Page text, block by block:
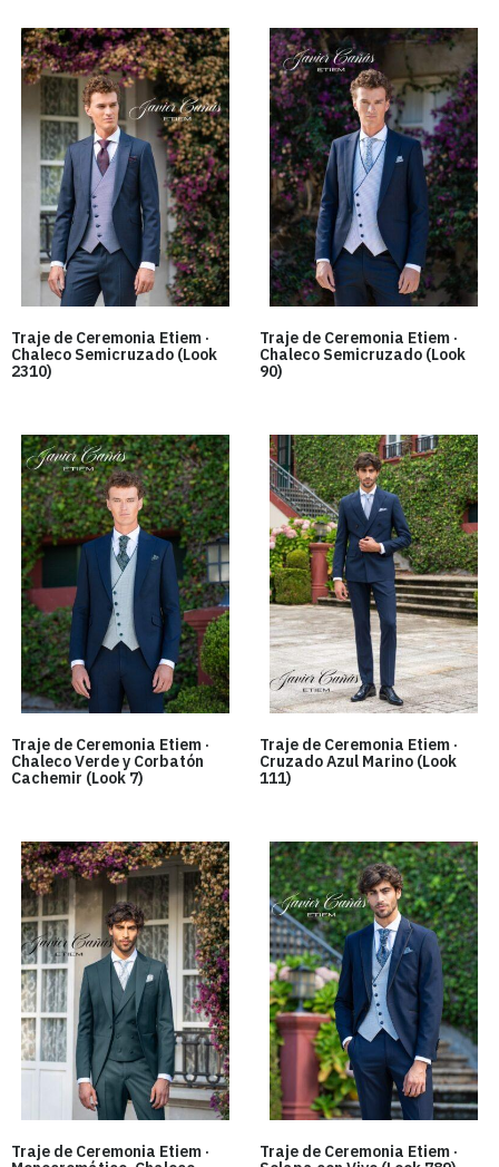
Traje de Ceremonia Etiem ·
Chaleco Semicruzado (Look
2310)
Traje de Ceremonia Etiem ·
Chaleco Semicruzado (Look
90)
Traje de Ceremonia Etiem ·
Chaleco Verde y Corbatón
Cachemir (Look 7)
Traje de Ceremonia Etiem ·
Cruzado Azul Marino (Look
111)
Traje de Ceremonia Etiem ·
Traje de Ceremonia Etiem ·